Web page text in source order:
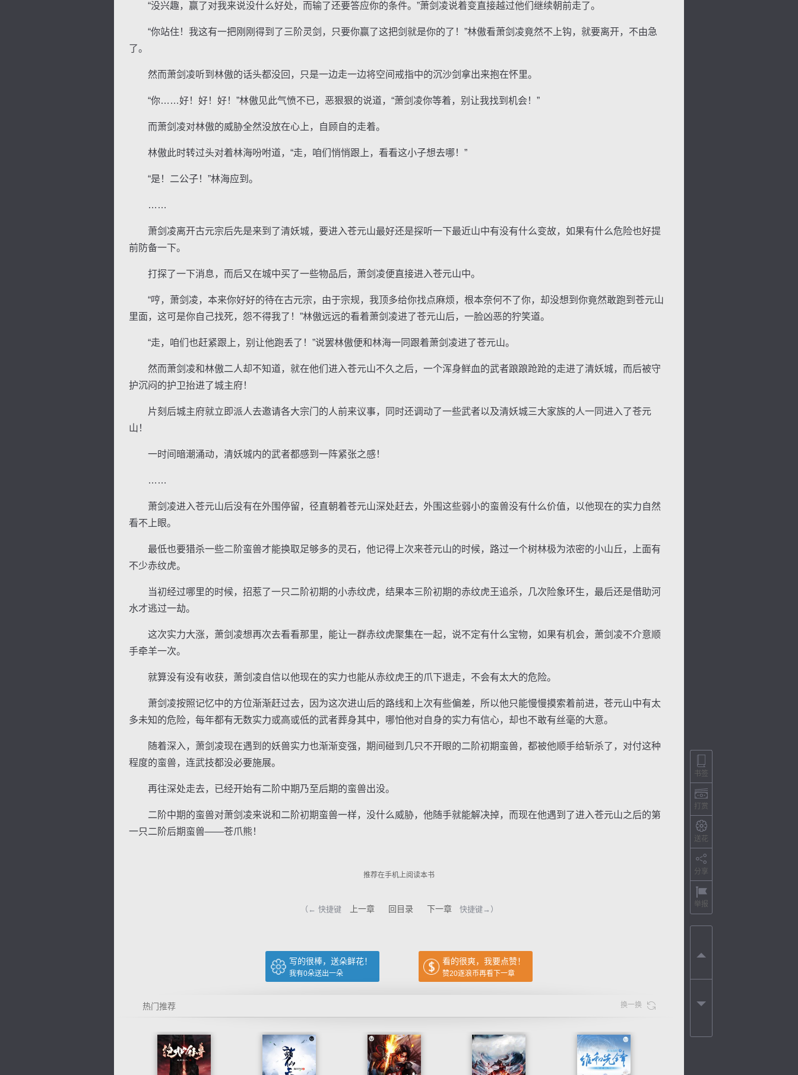
色
“没兴趣，赢了对我来说没什么好处，而输了还要答应你的条件。”萧剑凌说着变直接越过他们继续朝前走了。
“你站住！我这有一把刚刚得到了三阶灵剑，只要你赢了这把剑就是你的了！”林傲看萧剑凌竟然不上钩，就要离开，不由急
了。
然而萧剑凌听到林傲的话头都没回，只是一边走一边将空间戒指中的沉沙剑拿出来抱在怀里。
“你……好！好！好！”林傲见此气愤不已，恶狠狠的说道，“萧剑凌你等着，别让我找到机会！”
而萧剑凌对林傲的威胁全然没放在心上，自顾自的走着。
林傲此时转过头对着林海吩咐道，“走，咱们悄悄跟上，看看这小子想去哪！”
“是！二公子！”林海应到。
……
萧剑凌离开古元宗后先是来到了清妖城，要进入苍元山最好还是探听一下最近山中有没有什么变故，如果有什么危险也好提
前防备一下。
打探了一下消息，而后又在城中买了一些物品后，萧剑凌便直接进入苍元山中。
“哼，萧剑凌，本来你好好的待在古元宗，由于宗规，我顶多给你找点麻烦，根本奈何不了你，却没想到你竟然敢跑到苍元山
里面，这可是你自己找死，怨不得我了！”林傲远远的看着萧剑凌进了苍元山后，一脸凶恶的狞笑道。
“走，咱们也赶紧跟上，别让他跑丢了！”说罢林傲便和林海一同跟着萧剑凌进了苍元山。
然而萧剑凌和林傲二人却不知道，就在他们进入苍元山不久之后，一个浑身鲜血的武者踉踉跄跄的走进了清妖城，而后被守
护沉闷的护卫抬进了城主府！
片刻后城主府就立即派人去邀请各大宗门的人前来议事，同时还调动了一些武者以及清妖城三大家族的人一同进入了苍元
山！
一时间暗潮涌动，清妖城内的武者都感到一阵紧张之感！
……
萧剑凌进入苍元山后没有在外围停留，径直朝着苍元山深处赶去，外围这些弱小的蛮兽没有什么价值，以他现在的实力自然
看不上眼。
最低也要猎杀一些二阶蛮兽才能换取足够多的灵石，他记得上次来苍元山的时候，路过一个树林极为浓密的小山丘，上面有
不少赤纹虎。
当初经过哪里的时候，招惹了一只二阶初期的小赤纹虎，结果本三阶初期的赤纹虎王追杀，几次险象环生，最后还是借助河
水才逃过一劫。
这次实力大涨，萧剑凌想再次去看看那里，能让一群赤纹虎聚集在一起，说不定有什么宝物，如果有机会，萧剑凌不介意顺
手牵羊一次。
就算没有没有收获，萧剑凌自信以他现在的实力也能从赤纹虎王的爪下退走，不会有太大的危险。
萧剑凌按照记忆中的方位渐渐赶过去，因为这次进山后的路线和上次有些偏差，所以他只能慢慢摸索着前进，苍元山中有太
多未知的危险，每年都有无数实力或高或低的武者葬身其中，哪怕他对自身的实力有信心，却也不敢有丝毫的大意。
随着深入，萧剑凌现在遇到的妖兽实力也渐渐变强，期间碰到几只不开眼的二阶初期蛮兽，都被他顺手给斩杀了，对付这种
程度的蛮兽，连武技都没必要施展。
再往深处走去，已经开始有二阶中期乃至后期的蛮兽出没。
二阶中期的蛮兽对萧剑凌来说和二阶初期蛮兽一样，没什么威胁，他随手就能解决掉，而现在他遇到了进入苍元山之后的第
一只二阶后期蛮兽——苍爪熊！
推荐在手机上阅读本书
（← 快捷键 上一章 回目录 下一章 快捷键→）
写的很棒，送朵鲜花！
我有0朵送出一朵
看的很爽，我要点赞！
赞20逐浪币再看下一章
热门推荐 换一换
书签
打赏
送花
分享
举报